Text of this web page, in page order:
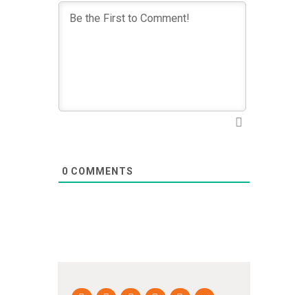
0 COMMENTS